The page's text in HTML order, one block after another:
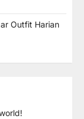
Outfit Harian